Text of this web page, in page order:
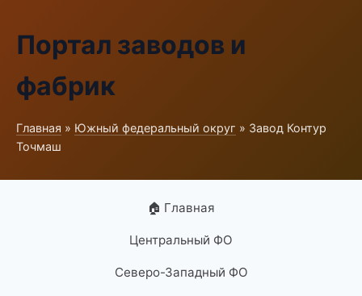
Портал заводов и
фабрик
Главная » Южный федеральный округ » Завод Контур
Точмаш
🏠 Главная
Центральный ФО
Северо-Западный ФО